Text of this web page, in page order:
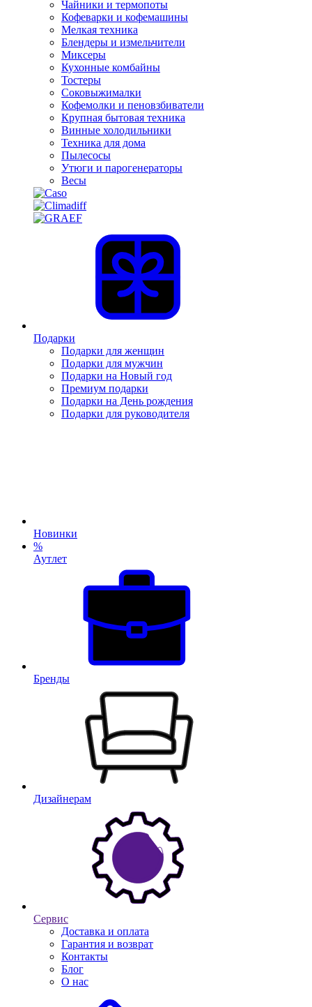
Чайники и термопоты
Кофеварки и кофемашины
Мелкая техника
Блендеры и измельчители
Миксеры
Кухонные комбайны
Тостеры
Соковыжималки
Кофемолки и пеновзбиватели
Крупная бытовая техника
Винные холодильники
Техника для дома
Пылесосы
Утюги и парогенераторы
Весы
Подарки
Подарки для женщин
Подарки для мужчин
Подарки на Новый год
Премиум подарки
Подарки на День рождения
Подарки для руководителя
Новинки
%
Аутлет
Бренды
Дизайнерам
Сервис
Доставка и оплата
Гарантия и возврат
Контакты
Блог
О нас